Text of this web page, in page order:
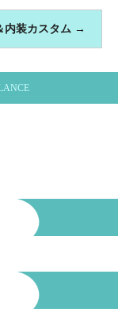
内装カスタム →